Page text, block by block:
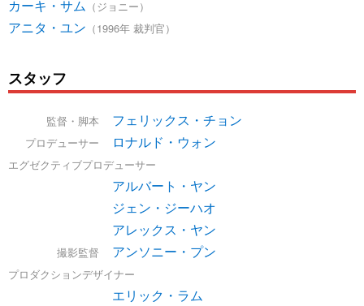
カーキ・サム （ジョニー）
アニタ・ユン （1996年 裁判官）
スタッフ
監督・脚本 フェリックス・チョン
プロデューサー ロナルド・ウォン
エグゼクティブプロデューサー
アルバート・ヤン
ジェン・ジーハオ
アレックス・ヤン
撮影監督 アンソニー・プン
プロダクションデザイナー
エリック・ラム